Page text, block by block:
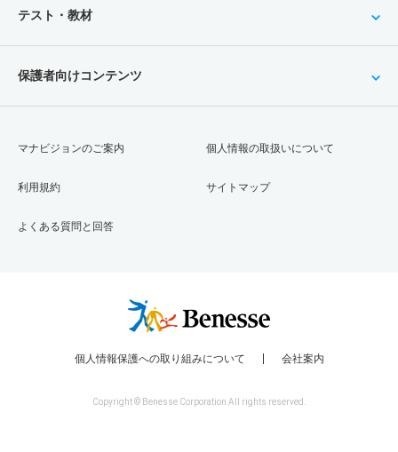
テスト・教材
保護者向けコンテンツ
マナビジョンのご案内
利用規約
よくある質問と回答
個人情報の取扱いについて
サイトマップ
個人情報保護への取り組みについて 会社案内
Copyright © Benesse Corporation All rights reserved.